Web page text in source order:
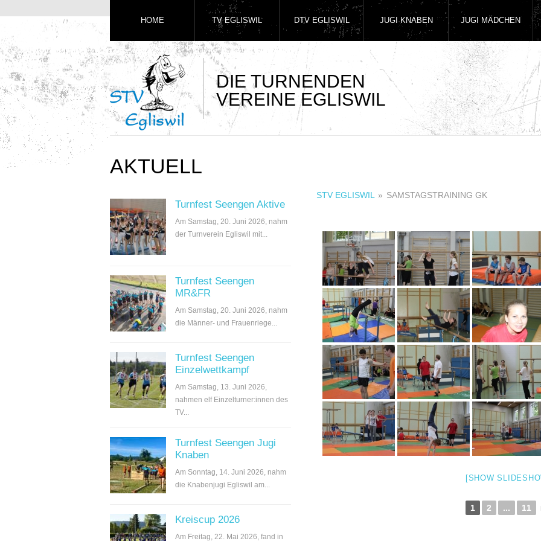
DIE TURNENDEN
VEREINE EGLISWIL
HOME TV EGLISWIL DTV EGLISWIL JUGI KNABEN JUGI MÄDCHEN
AKTUELL
Turnfest Seengen Aktive
Am Samstag, 20. Juni 2026, nahm
der Turnverein Egliswil mit...
Turnfest Seengen
MR&FR
Am Samstag, 20. Juni 2026, nahm
die Männer- und Frauenriege...
Turnfest Seengen
Einzelwettkampf
Am Samstag, 13. Juni 2026,
nahmen elf Einzelturner:innen des
TV...
Turnfest Seengen Jugi
Knaben
Am Sonntag, 14. Juni 2026, nahm
die Knabenjugi Egliswil am...
Kreiscup 2026
Am Freitag, 22. Mai 2026, fand in
STV EGLISWIL » SAMSTAGSTRAINING GK
[SHOW
1 2 ... 11